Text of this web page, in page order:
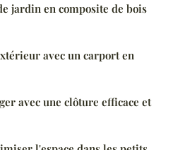
jardin en composite de bois
avec un carport en
avec une clôture efficace et